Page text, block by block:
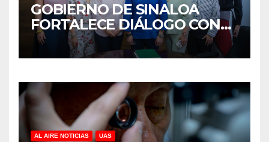
GOBIERNO DE SINALOA
FORTALECE DIÁLOGO CON
MUJERES EMPRESARIAS DE
CULIACÁN
AL AIRE NOTICIAS UAS